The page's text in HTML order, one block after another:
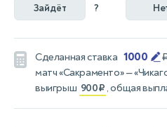
Зайдёт ?
Сделанная ставка 1000
матч«Сакраменто» —
выигрыш 900₽ , общая